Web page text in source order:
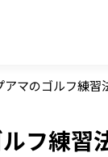
アマのゴルフ練
フ練習